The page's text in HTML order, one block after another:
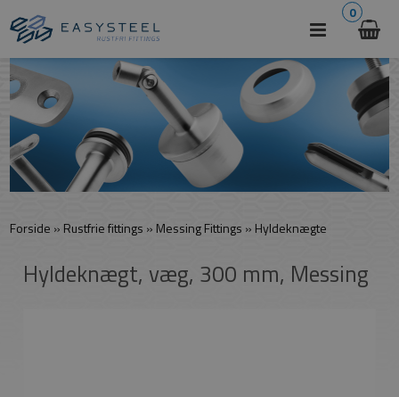
0
Forside » Rustfrie fittings » Messing Fittings » Hyldeknægte
Hyldeknægt, væg, 300 mm, Messing